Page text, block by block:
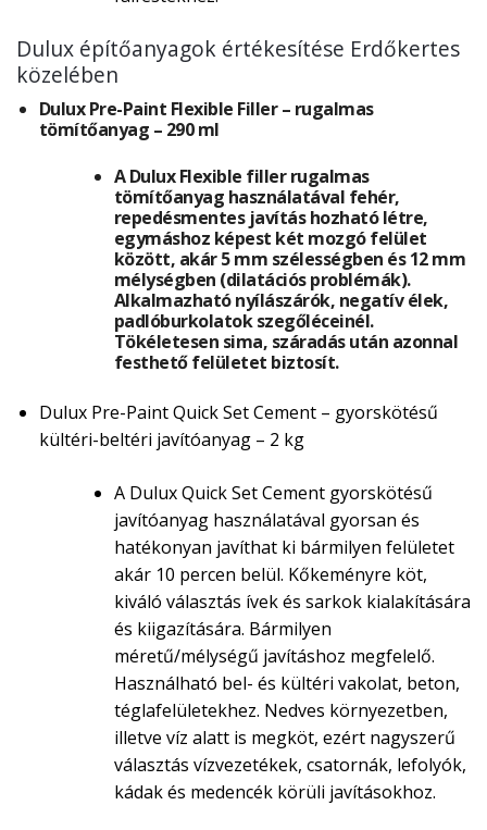
Dulux építőanyagok értékesítése Erdőkertes
közelében
Dulux Pre-Paint Flexible Filler – rugalmas
tömítőanyag – 290 ml
A Dulux Flexible filler rugalmas
tömítőanyag használatával fehér,
repedésmentes javítás hozható létre,
egymáshoz képest két mozgó felület
között, akár 5 mm szélességben és 12 mm
mélységben (dilatációs problémák).
Alkalmazható nyílászárók, negatív élek,
padlóburkolatok szegőléceinél.
Tökéletesen sima, száradás után azonnal
festhető felületet biztosít.
Dulux Pre-Paint Quick Set Cement – gyorskötésű
kültéri-beltéri javítóanyag – 2 kg
A Dulux Quick Set Cement gyorskötésű
javítóanyag használatával gyorsan és
hatékonyan javíthat ki bármilyen felületet
akár 10 percen belül. Kőkeményre köt,
kiváló választás ívek és sarkok kialakítására
és kiigazítására. Bármilyen
méretű/mélységű javításhoz megfelelő.
Használható bel- és kültéri vakolat, beton,
téglafelületekhez. Nedves környezetben,
illetve víz alatt is megköt, ezért nagyszerű
választás vízvezetékek, csatornák, lefolyók,
kádak és medencék körüli javításokhoz.